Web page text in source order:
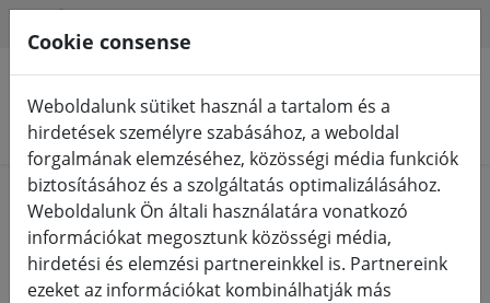
Termékek keresése
Home Tündérfények és világítás Tündérfények
Cookie consense
Weboldalunk sütiket használ a tartalom és a
hirdetések személyre szabásához, a weboldal
forgalmának elemzéséhez, közösségi média funkciók
biztosításához és a szolgáltatás optimalizálásához.
Weboldalunk Ön általi használatára vonatkozó
információkat megosztunk közösségi média,
hirdetési és elemzési partnereinkkel is. Partnereink
ezeket az információkat kombinálhatják más